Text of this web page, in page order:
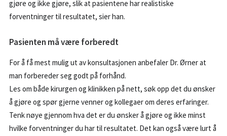
gjøre og ikke gjøre, slik at pasientene har realistiske
forventninger til resultatet, sier han.
Pasienten må være forberedt
For å få mest mulig ut av konsultasjonen anbefaler Dr. Ørner at
man forbereder seg godt på forhånd.
Les om både kirurgen og klinikken på nett, søk opp det du ønsker
å gjøre og spør gjerne venner og kollegaer om deres erfaringer.
Tenk nøye gjennom hva det er du ønsker å gjøre og ikke minst
hvilke forventninger du har til resultatet. Det kan også være lurt å